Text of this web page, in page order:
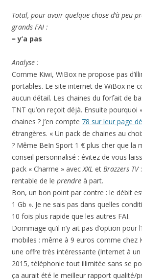
Total, pour avoir quelque chose d’à peu
grands FAI :
=y’a pas
Analyse :
Comme Kiwi, WiBox ne propose pas
portables. Le site internet de WiBox ne
aucun détail. Les chaines du forfait de
TNT qu’on reçoit déjà. Ensuite pourquoi
chaines ? J’en compte 78 sur leur page
étrangères. « Un pack de chaines au
? Même BeIn Sport 1 € plus cher que la
conseil personnalisé : évitez de vous
pack « Charme » avec XXL et Brazzers TV:
rentable de le prendre à part.
Bon, un bon point par contre : le débit
1 Gb ». Je ne sais pas dans quelles
10 fois plus rapide que les autres FAI.
Dommage qu’il n’y ait pas d’option pour
mobiles : même à 9 euros comme chez
une offre très intéressante (Internet à
2015, téléphonie tout illimitée sans se
ça aurait été le meilleur rapport qualité/